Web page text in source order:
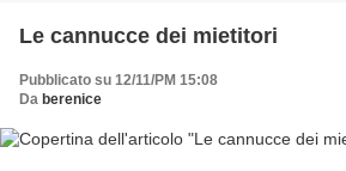
Le cannucce dei mietitori
Pubblicato su 12/11/PM 15:08
Da berenice